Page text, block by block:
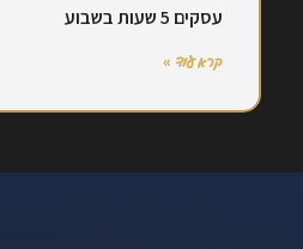
עסקים 5 שעות בשבוע
קרא עוד »